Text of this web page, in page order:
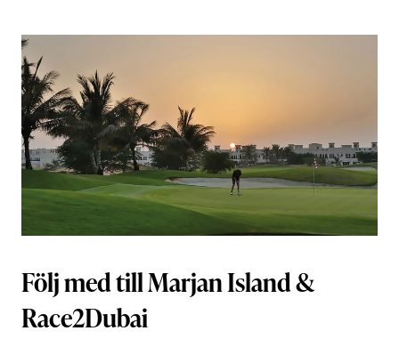
Följ med till Marjan Island &
Race2Dubai